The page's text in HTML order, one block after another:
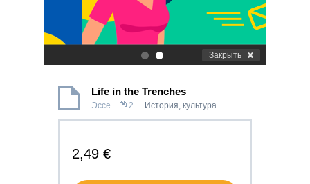
. Закрыть
Life in the Trenches
Эссе 2 История, культура
2,49 €